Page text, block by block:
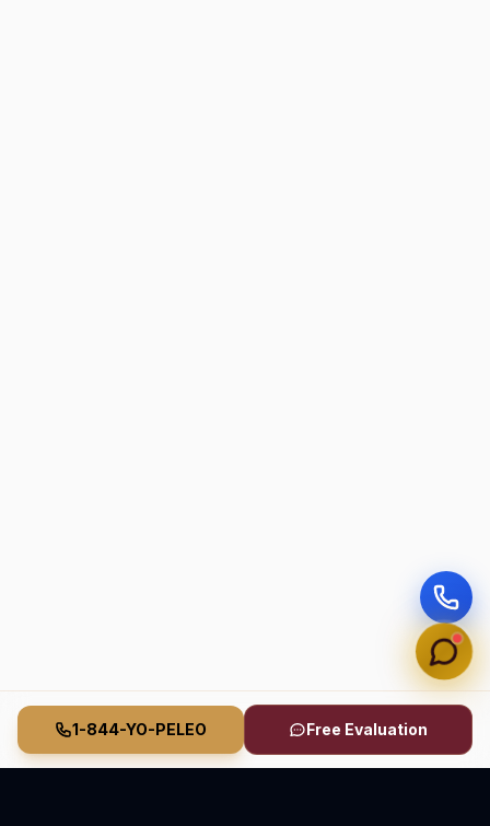
1-844-YO-PELEO Free Evaluation